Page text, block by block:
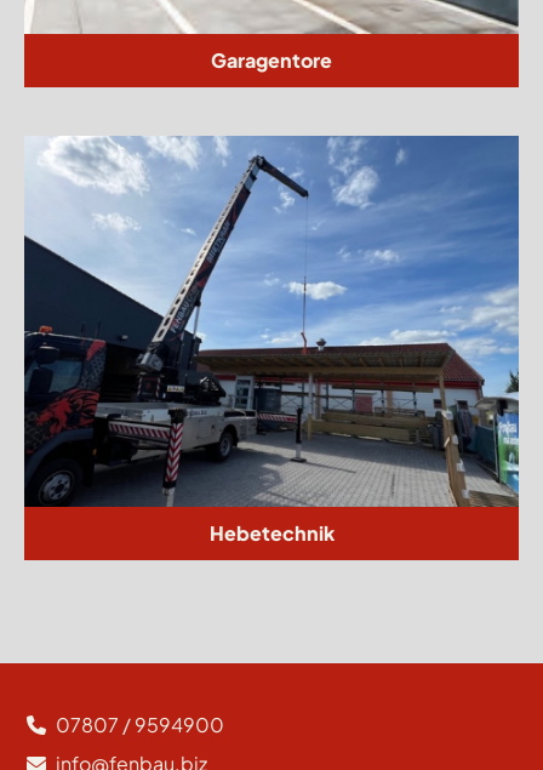
Garagentore
Hebetechnik
07807 / 9594900
info@fenbau.biz